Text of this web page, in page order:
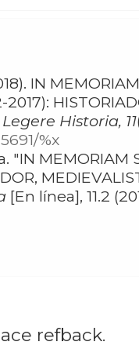
Historia, 11
%x
[En línea], 11.2
refback.